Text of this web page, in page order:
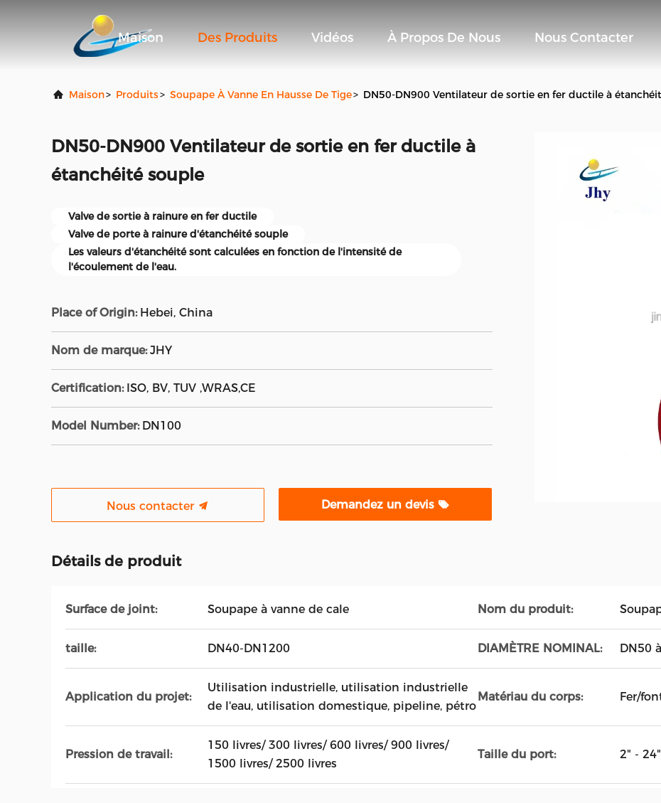
Maison Des Produits Vidéos À Propos De Nous Nous Contacter
Maison> Produits> Soupape À Vanne En Hausse De Tige> DN50-DN900 Ventilateur de sortie en fer ductile à
DN50-DN900 Ventilateur de sortie en fer ductile à
étanchéité souple
Valve de sortie à rainure en fer ductile
Valve de porte à rainure d'étanchéité souple
Les valeurs d'étanchéité sont calculées en fonction de l'intensité de
l'écoulement de l'eau.
Place of Origin: Hebei, China
Nom de marque: JHY
Certification: ISO, BV, TUV ,WRAS,CE
Model Number: DN100
Nous contacter Demandez un devis
Détails de produit
Surface de joint: Soupape à vanne de cale Nom du produit:
taille: DN40-DN1200 DIAMÈTRE NOMINAL: DN50
Application du projet:
Utilisation industrielle, utilisation industrielle
de l'eau, utilisation domestique, pipeline, pétro
Matériau du corps: Fer/
Pression de travail:
150 livres/ 300 livres/ 600 livres/ 900 livres/
1500 livres/ 2500 livres
Taille du port: 2" - 24"